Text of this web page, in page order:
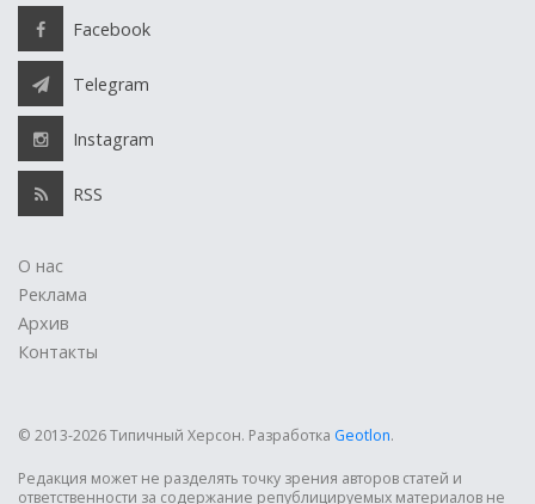
Facebook
Telegram
Instagram
RSS
О нас
Реклама
Архив
Контакты
© 2013-2026 Типичный Херсон. Разработка Geotlon.
Редакция может не разделять точку зрения авторов статей и
ответственности за содержание републицируемых материалов не